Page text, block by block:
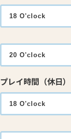
プレイ時間（休日）